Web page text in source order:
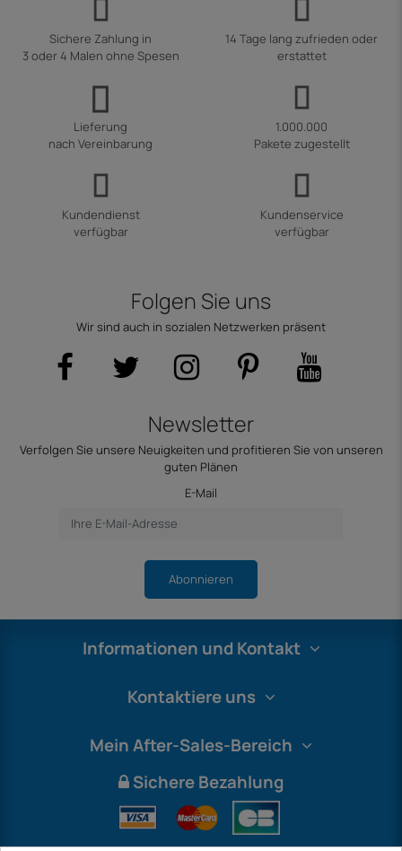
Sichere Zahlung in
3 oder 4 Malen ohne Spesen
14 Tage lang zufrieden oder
erstattet
Lieferung
nach Vereinbarung
1.000.000
Pakete zugestellt
Kundendienst
verfügbar
Kundenservice
verfügbar
Folgen Sie uns
Wir sind auch in sozialen Netzwerken präsent
Newsletter
Verfolgen Sie unsere Neuigkeiten und profitieren Sie von unseren
guten Plänen
E-Mail
Abonnieren
Informationen und Kontakt
Kontaktiere uns
Mein After-Sales-Bereich
Sichere Bezahlung